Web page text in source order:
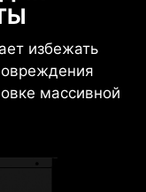
избежать
массивной